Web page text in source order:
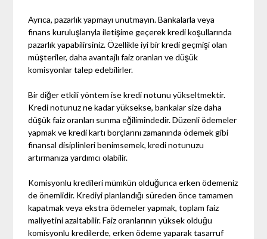
Ayrıca, pazarlık yapmayı unutmayın. Bankalarla veya
finans kuruluşlarıyla iletişime geçerek kredi koşullarında
pazarlık yapabilirsiniz. Özellikle iyi bir kredi geçmişi olan
müşteriler, daha avantajlı faiz oranları ve düşük
komisyonlar talep edebilirler.
Bir diğer etkili yöntem ise kredi notunu yükseltmektir.
Kredi notunuz ne kadar yüksekse, bankalar size daha
düşük faiz oranları sunma eğilimindedir. Düzenli ödemeler
yapmak ve kredi kartı borçlarını zamanında ödemek gibi
finansal disiplinleri benimsemek, kredi notunuzu
artırmanıza yardımcı olabilir.
Komisyonlu kredileri mümkün olduğunca erken ödemeniz
de önemlidir. Krediyi planlandığı süreden önce tamamen
kapatmak veya ekstra ödemeler yapmak, toplam faiz
maliyetini azaltabilir. Faiz oranlarının yüksek olduğu
komisyonlu kredilerde, erken ödeme yaparak tasarruf